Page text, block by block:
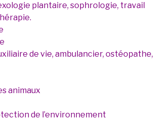
plantaire, sophrologie, travail
de vie, ambulancier, ostéopathe,
animaux
de l’environnement